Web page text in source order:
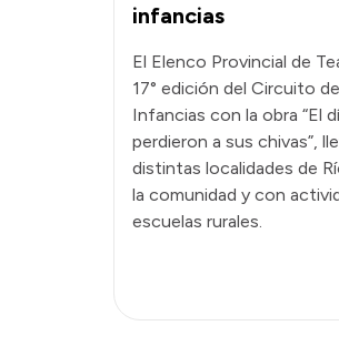
infancias
El Elenco Provincial de
17° edición del Circuito
Infancias con la obra “El
perdieron a sus chivas”,
distintas localidades de
la comunidad y con
escuelas rurales.